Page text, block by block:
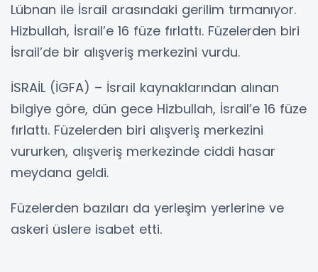
Lübnan ile İsrail arasındaki gerilim tırmanıyor.
Hizbullah, İsrail’e 16 füze fırlattı. Füzelerden biri
İsrail’de bir alışveriş merkezini vurdu.
İSRAİL (İGFA) – İsrail kaynaklarından alınan
bilgiye göre, dün gece Hizbullah, İsrail’e 16 füze
fırlattı. Füzelerden biri alışveriş merkezini
vururken, alışveriş merkezinde ciddi hasar
meydana geldi.
Füzelerden bazıları da yerleşim yerlerine ve
askeri üslere isabet etti.